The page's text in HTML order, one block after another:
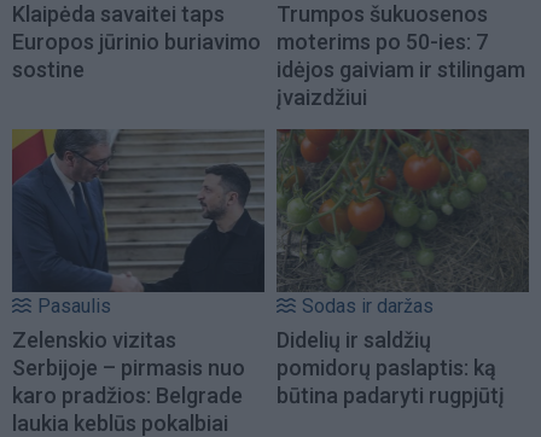
Klaipėda savaitei taps
Europos jūrinio buriavimo
sostine
Trumpos šukuosenos
moterims po 50-ies: 7
idėjos gaiviam ir stilingam
įvaizdžiui
Pasaulis
Zelenskio vizitas
Serbijoje – pirmasis nuo
karo pradžios: Belgrade
laukia keblūs pokalbiai
Sodas ir daržas
Didelių ir saldžių
pomidorų paslaptis: ką
būtina padaryti rugpjūtį